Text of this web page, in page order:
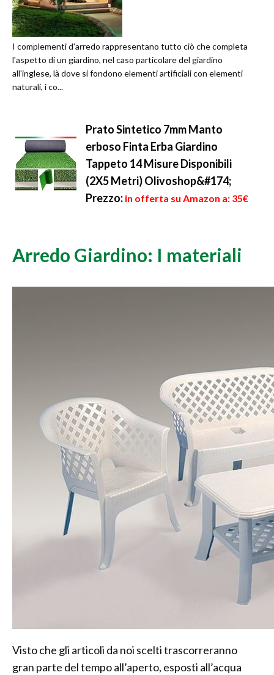
I complementi d'arredo rappresentano tutto ciò che completa
l'aspetto di un giardino, nel caso particolare del giardino
all'inglese, là dove si fondono elementi artificiali con elementi
naturali, i co...
Prato Sintetico 7mm Manto
erboso Finta Erba Giardino
Tappeto 14 Misure Disponibili
(2X5 Metri) Olivoshop&#174;
Prezzo: in offerta su Amazon a: 35€
Arredo Giardino: I materiali
Visto che gli articoli da noi scelti trascorreranno
gran parte del tempo all’aperto, esposti all’acqua